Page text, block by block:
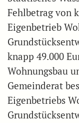
Fehlbetrag von
Eigenbetrieb
knapp 49.000
Wohnungsbau
Gemeinderat
Eigenbetriebs